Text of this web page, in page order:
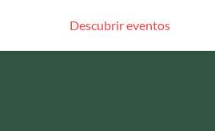
Descubrir eventos